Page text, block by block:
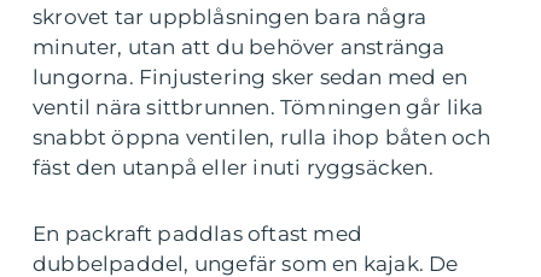
skrovet tar uppblåsningen bara några
minuter, utan att du behöver anstränga
lungorna. Finjustering sker sedan med en
ventil nära sittbrunnen. Tömningen går lika
snabbt öppna ventilen, rulla ihop båten och
fäst den utanpå eller inuti ryggsäcken.
En packraft paddlas oftast med
dubbelpaddel, ungefär som en kajak. De